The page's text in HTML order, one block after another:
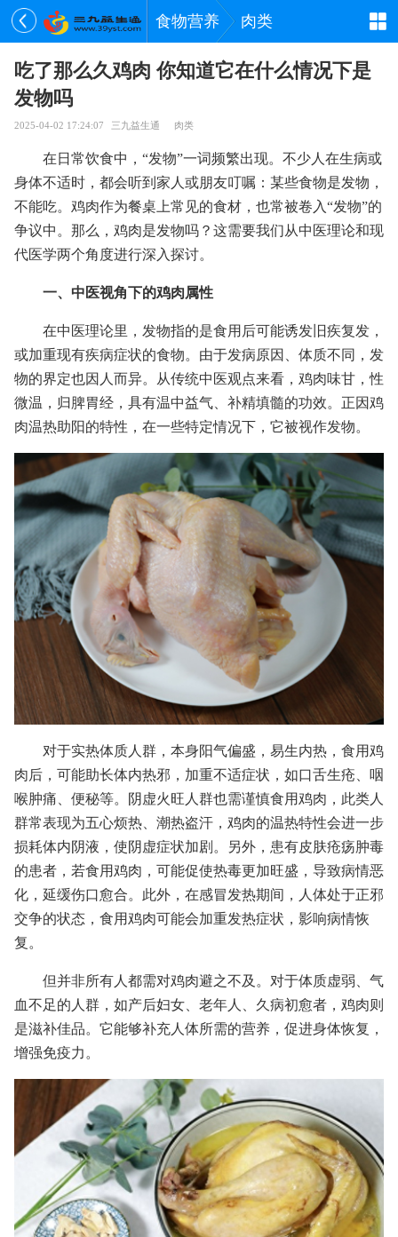
食物营养 肉类
吃了那么久鸡肉 你知道它在什么情况下是
发物吗
2025-04-02 17:24:07 三九益生通 肉类
在日常饮食中，“发物”一词频繁出现。不少人在生病或
身体不适时，都会听到家人或朋友叮嘱：某些食物是发物，
不能吃。鸡肉作为餐桌上常见的食材，也常被卷入“发物”的
争议中。那么，鸡肉是发物吗？这需要我们从中医理论和现
代医学两个角度进行深入探讨。
一、中医视角下的鸡肉属性
在中医理论里，发物指的是食用后可能诱发旧疾复发，
或加重现有疾病症状的食物。由于发病原因、体质不同，发
物的界定也因人而异。从传统中医观点来看，鸡肉味甘，性
微温，归脾胃经，具有温中益气、补精填髓的功效。正因鸡
肉温热助阳的特性，在一些特定情况下，它被视作发物。
对于实热体质人群，本身阳气偏盛，易生内热，食用鸡
肉后，可能助长体内热邪，加重不适症状，如口舌生疮、咽
喉肿痛、便秘等。阴虚火旺人群也需谨慎食用鸡肉，此类人
群常表现为五心烦热、潮热盗汗，鸡肉的温热特性会进一步
损耗体内阴液，使阴虚症状加剧。另外，患有皮肤疮疡肿毒
的患者，若食用鸡肉，可能促使热毒更加旺盛，导致病情恶
化，延缓伤口愈合。此外，在感冒发热期间，人体处于正邪
交争的状态，食用鸡肉可能会加重发热症状，影响病情恢
复。
但并非所有人都需对鸡肉避之不及。对于体质虚弱、气
血不足的人群，如产后妇女、老年人、久病初愈者，鸡肉则
是滋补佳品。它能够补充人体所需的营养，促进身体恢复，
增强免疫力。